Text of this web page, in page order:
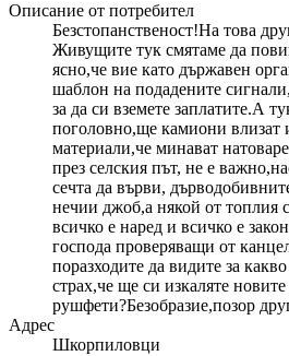
Описание от потребител
Безстопанственост!На това
Живущите тук смятаме да
ясно,че вие като държавен
шаблон на подадените
за да си вземете заплатите.А
поголовно,ще камиони влизат
материали,че минават
през селския път, не е
сечта да върви,
нечии джоб,а някой от топлия
всичко е наред и всичко е
господа проверяващи от
поразходите да видите за
страх,че ще си изкаляте
рушфети?Безобразие,позор
Адрес
Шкорпиловци